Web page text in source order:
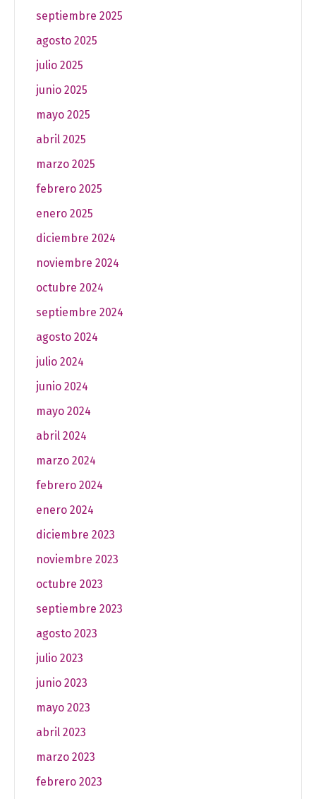
septiembre 2025
agosto 2025
julio 2025
junio 2025
mayo 2025
abril 2025
marzo 2025
febrero 2025
enero 2025
diciembre 2024
noviembre 2024
octubre 2024
septiembre 2024
agosto 2024
julio 2024
junio 2024
mayo 2024
abril 2024
marzo 2024
febrero 2024
enero 2024
diciembre 2023
noviembre 2023
octubre 2023
septiembre 2023
agosto 2023
julio 2023
junio 2023
mayo 2023
abril 2023
marzo 2023
febrero 2023